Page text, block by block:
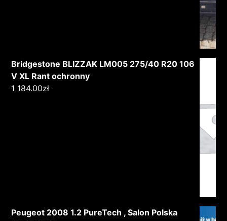
Bridgestone BLIZZAK LM005 275/40 R20 106
V XL Rant ochronny
1 184.00zł
Peugeot 2008 1.2 PureTech , Salon Polska